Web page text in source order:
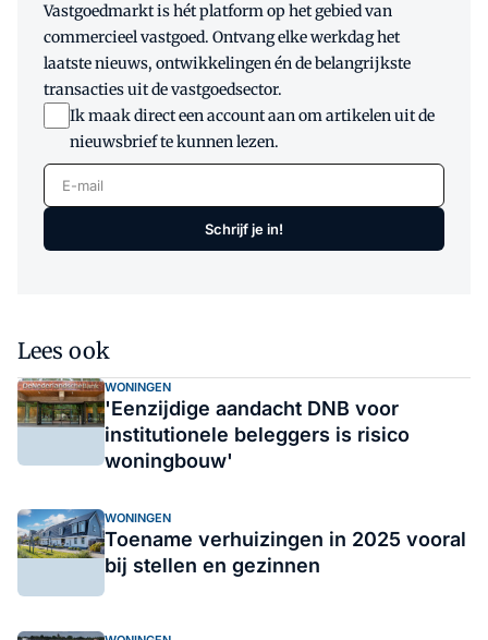
Vastgoedmarkt is hét platform op het gebied van
commercieel vastgoed. Ontvang elke werkdag het
laatste nieuws, ontwikkelingen én de belangrijkste
transacties uit de vastgoedsector.
Ik maak direct een account aan om artikelen uit de
nieuwsbrief te kunnen lezen.
E-mail
Schrijf je in!
Lees ook
WONINGEN
'Eenzijdige aandacht DNB voor
institutionele beleggers is risico
woningbouw'
WONINGEN
Toename verhuizingen in 2025 vooral
bij stellen en gezinnen